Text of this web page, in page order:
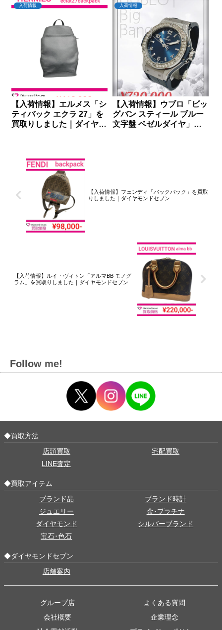
入荷情報
【入荷情報】エルメス「シ
ティバック エクラ 27」を
買取りしました｜ダイヤモ
入荷情報
【入荷情報】ウブロ「ビッ
グバン スティール ブルー
文字盤 ベゼルダイヤ」を
【入荷情報】フェンディ「バックパック」を買取
りしました｜ダイヤモンドセブン
【入荷情報】ルイ・ヴィトン「アルマBB モノグ
ラム」を買取りしました｜ダイヤモンドセブン
Follow me!
◆買取方法
店頭買取
宅配買取
LINE査定
◆買取アイテム
ブランド品
ブランド時計
ジュエリー
金･プラチナ
ダイヤモンド
シルバーブランド
宝石･色石
◆ダイヤモンドセブン
店舗案内
グループ店
よくある質問
会社概要
企業理念